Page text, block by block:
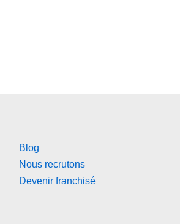
Blog
Nous recrutons
Devenir franchisé